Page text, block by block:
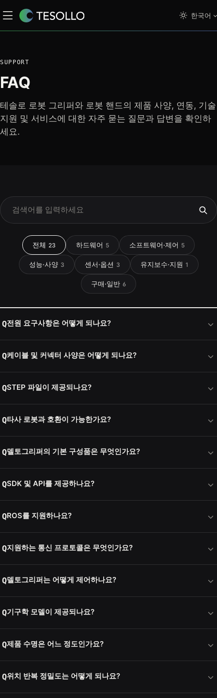
한국어
SUPPORT
FAQ
테솔로 로봇 그리퍼와 로봇 핸드의 제품 사양, 연동, 기술
지원 및 서비스에 대한 자주 묻는 질문과 답변을 확인하
세요.
전체 23 하드웨어 5 소프트웨어·제어 5
성능·사양 3 센서·옵션 3 유지보수·지원 1
구매·일반 6
Q전원 요구사항은 어떻게 되나요?
Q케이블 및 커넥터 사양은 어떻게 되나요?
QSTEP 파일이 제공되나요?
Q타사 로봇과 호환이 가능한가요?
Q델토그리퍼의 기본 구성품은 무엇인가요?
QSDK 및 API를 제공하나요?
QROS를 지원하나요?
Q지원하는 통신 프로토콜은 무엇인가요?
Q델토그리퍼는 어떻게 제어하나요?
Q기구학 모델이 제공되나요?
Q제품 수명은 어느 정도인가요?
Q위치 반복 정밀도는 어떻게 되나요?